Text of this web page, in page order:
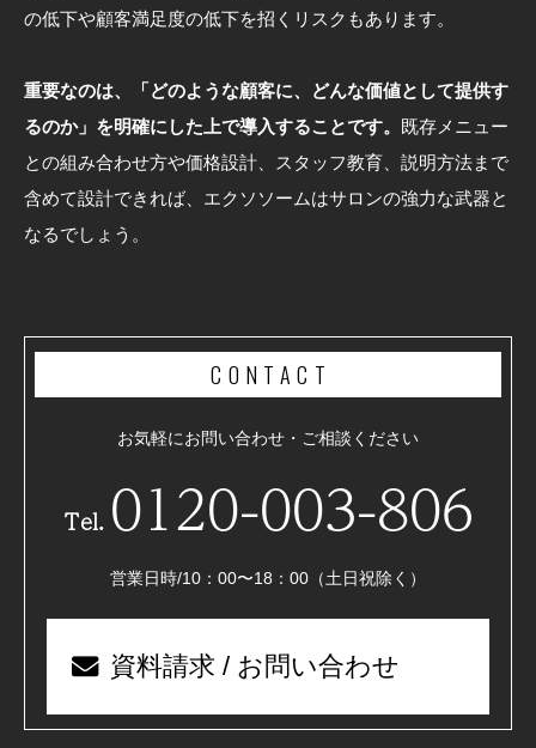
の低下や顧客満足度の低下を招くリスクもあります。
重要なのは、「どのような顧客に、どんな価値として提供す
るのか」を明確にした上で導入することです。 既存メニュー
との組み合わせ方や価格設計、スタッフ教育、説明方法まで
含めて設計できれば、エクソソームはサロンの強力な武器と
なるでしょう。
CONTACT
お気軽にお問い合わせ・ご相談ください
Tel. 0120-003-806
営業日時/10：00〜18：00（土日祝除く）
資料請求 / お問い合わせ